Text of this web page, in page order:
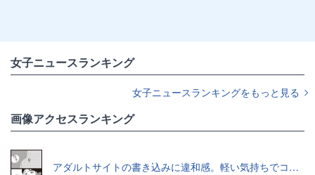
女子ニュースランキング
女子ニュースランキングをもっと見る
画像アクセスランキング
アダルトサイトの書き込みに違和感。軽い気持ちでコメントしてみると…／近畿地方のある場所について（1）